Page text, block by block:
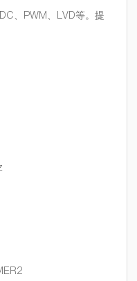
、PWM、LVD等。提